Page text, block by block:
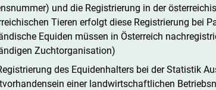
und die Registrierung in der
Tieren erfolgt diese Registrierung bei
Equiden müssen in Österreich
Zuchtorganisation)
des Equidenhalters bei der Statistik
einer landwirtschaftlichen